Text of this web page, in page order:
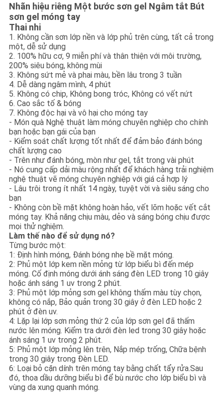
PRIVACY
POLICY
Nhãn hiệu riêng Một bước sơn gel Ngâm tắt Bút
sơn gel móng tay
Thai nhi
1. Không cần sơn lớp nền và lớp phủ trên cùng, tất cả trong
một, dễ sử dụng
2. 100% hữu cơ, 9 miễn phí và thân thiện với môi trường,
200% siêu bóng, không mùi
3. Không sứt mẻ và phai màu, bền lâu trong 3 tuần
4. Dễ dàng ngâm mình, 4 phút
5. Không có chip, Không bong tróc, Không có vết nứt
6. Cao sắc tố & bóng
7. Không độc hại và vô hại cho móng tay
- Món quà Nghệ thuật làm móng chuyên nghiệp cho chính
bạn hoặc bạn gái của bạn
- Kiểm soát chất lượng tốt nhất để đảm bảo đánh bóng
chất lượng cao
- Trên như đánh bóng, mòn như gel, tắt trong vài phút
- Nó cung cấp dải màu rộng nhất để khách hàng trải nghiệm
nghệ thuật vẽ móng chuyên nghiệp với giá cả hợp lý
- Lâu trôi trong ít nhất 14 ngày, tuyệt vời và siêu sáng cho
bạn
- Không còn bề mặt không hoàn hảo, vết lõm hoặc vết cắt
móng tay. Khả năng chịu màu, dẻo và sáng bóng chịu được
mọi thử nghiệm.
Làm thế nào để sử dụng nó?
Từng bước một:
1: Định hình móng, Đánh bóng nhẹ bề mặt móng.
2: Phủ một lớp kem nền mỏng từ lớp biểu bì đến mép
móng. Cố định móng dưới ánh sáng đèn LED trong 10 giây
hoặc ánh sáng 1 uv trong 2 phút.
3: Phủ một lớp mỏng sơn gel không thấm màu tùy chọn,
không có nắp, Bảo quản trong 30 giây ở đèn LED hoặc 2
phút ở đèn uv.
4: Lặp lại lớp sơn mỏng thứ 2 của lớp sơn gel đã thấm
nước lên móng. Kiểm tra dưới đèn led trong 30 giây hoặc
ánh sáng 1 uv trong 2 phút.
5: Phủ một lớp mỏng lên trên, Nắp mép trống, Chữa bệnh
trong 30 giây trong Đèn LED.
6: Loại bỏ cặn dính trên móng tay bằng chất tẩy rửa.Sau
đó, thoa dầu dưỡng biểu bì để bù nước cho lớp biểu bì và
vùng da xung quanh móng.